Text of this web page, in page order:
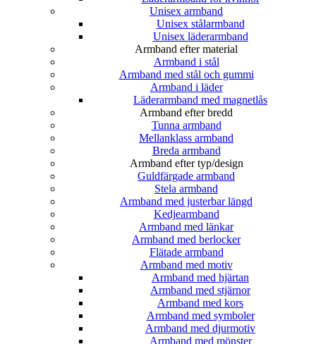
Unisex armband
Unisex stålarmband
Unisex läderarmband
Armband efter material
Armband i stål
Armband med stål och gummi
Armband i läder
Läderarmband med magnetlås
Armband efter bredd
Tunna armband
Mellanklass armband
Breda armband
Armband efter typ/design
Guldfärgade armband
Stela armband
Armband med justerbar längd
Kedjearmband
Armband med länkar
Armband med berlocker
Flätade armband
Armband med motiv
Armband med hjärtan
Armband med stjärnor
Armband med kors
Armband med symboler
Armband med djurmotiv
Armband med mönster